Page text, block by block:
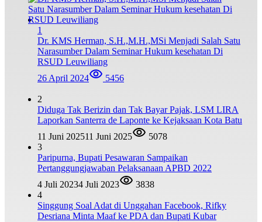
1
Dr. KMS Herman, S.H.,M.H.,MSi Menjadi Salah Satu
Narasumber Dalam Seminar Hukum kesehatan Di
RSUD Leuwiliang
26 April 2024
5456
2
Diduga Tak Berizin dan Tak Bayar Pajak, LSM LIRA
Laporkan Santerra de Laponte ke Kejaksaan Kota Batu
11 Juni 202511 Juni 2025
5078
3
Paripurna, Bupati Pesawaran Sampaikan
Pertanggungjawaban Pelaksanaan APBD 2022
4 Juli 20234 Juli 2023
3838
4
Singgung Soal Adat di Unggahan Facebook, Rifky
Desriana Minta Maaf ke PDA dan Bupati Kubar